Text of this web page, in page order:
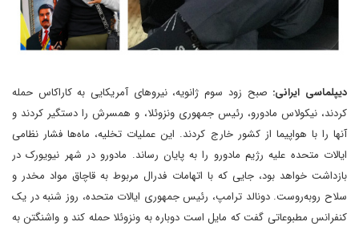
دیپلماسی ایرانی: صبح زود سوم ژانویه، نیروهای آمریکایی به کاراکاس حمله
کردند، نیکولاس مادورو، رئیس جمهوری ونزوئلا، و همسرش را دستگیر کردند و
آنها را با هواپیما از کشور خارج کردند. این عملیات تخلیه، ماه‌ها فشار نظامی
ایالات متحده علیه رژیم مادورو را به پایان رساند. مادورو در شهر نیویورک در
بازداشت خواهد بود، جایی که با اتهامات فدرال مربوط به قاچاق مواد مخدر و
سلاح روبه‌روست. دونالد ترامپ، رئیس جمهوری ایالات متحده، روز شنبه در یک
کنفرانس مطبوعاتی گفت که مایل است دوباره به ونزوئلا حمله کند و واشنگتن به